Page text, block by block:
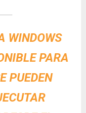
WINDOWS
PARA
PUEDEN